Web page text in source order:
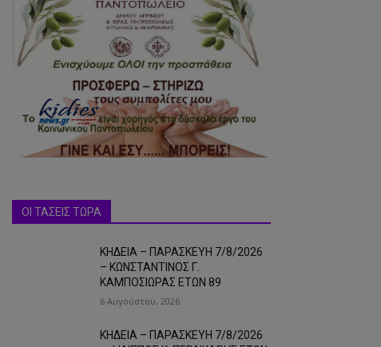
ΟΙ ΤΑΣΕΙΣ ΤΩΡΑ
ΚΗΔΕΙΑ – ΠΑΡΑΣΚΕΥΗ 7/8/2026
– ΚΩΝΣΤΑΝΤΙΝΟΣ Γ.
ΚΑΜΠΟΣΙΩΡΑΣ ΕΤΩΝ 89
6 Αυγούστου, 2026
ΚΗΔΕΙΑ – ΠΑΡΑΣΚΕΥΗ 7/8/2026